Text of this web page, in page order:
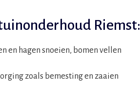
Riemst:
en hagen snoeien, bomen vellen
zoals bemesting en zaaien